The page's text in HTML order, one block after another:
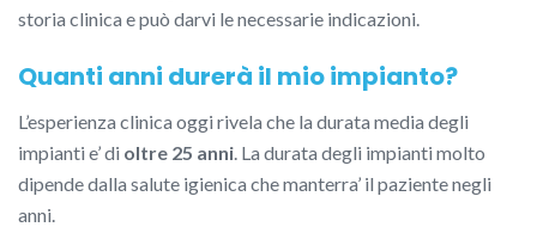
storia clinica e può darvi le necessarie indicazioni.
Quanti anni durerà il mio impianto?
L’esperienza clinica oggi rivela che la durata media degli
impianti e’ di oltre 25 anni . La durata degli impianti molto
dipende dalla salute igienica che manterra’ il paziente negli
anni.